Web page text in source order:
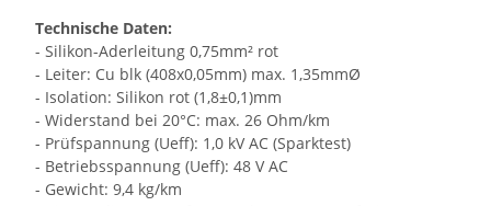
Technische Daten:
- Silikon-Aderleitung 0,75mm² rot
- Leiter: Cu blk (408x0,05mm) max. 1,35mmØ
- Isolation: Silikon rot (1,8±0,1)mm
- Widerstand bei 20°C: max. 26 Ohm/km
- Prüfspannung (Ueff): 1,0 kV AC (Sparktest)
- Betriebsspannung (Ueff): 48 V AC
- Gewicht: 9,4 kg/km